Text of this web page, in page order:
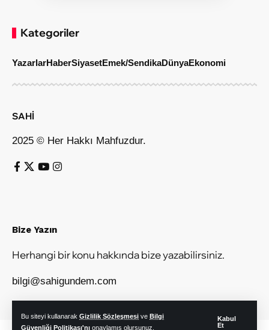
Bu siteyi kullanarak Gizlilik Sözleşmesi ve Bilgi
Güvenliği Politikası'nı onaylamış olursunuz.
Kabul
Et
Kategoriler
YazarlarHaberSiyasetEmek/SendikaDünyaEkonomi
SAHİ
2025 © Her Hakkı Mahfuzdur.
Bize Yazın
Herhangi bir konu hakkında bize yazabilirsiniz.
bilgi@sahigundem.com